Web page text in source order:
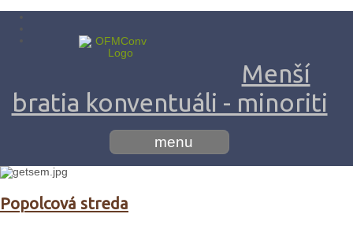
Menší
bratia konventuáli - minoriti
menu
Popolcová streda